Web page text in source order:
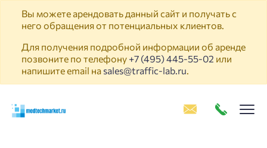
Вы можете арендовать данный сайт и получать с
него обращения от потенциальных клиентов.
Для получения подробной информации об аренде
позвоните по телефону +7 (495) 445-55-02 или
напишите email на sales@traffic-lab.ru.